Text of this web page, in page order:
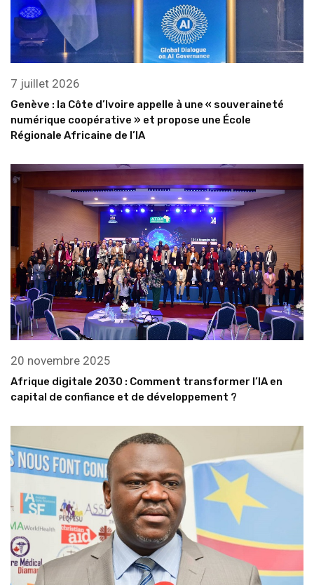
7 juillet 2026
Genève : la Côte d’Ivoire appelle à une « souveraineté
numérique coopérative » et propose une École
Régionale Africaine de l’IA
20 novembre 2025
Afrique digitale 2030 : Comment transformer l’IA en
capital de confiance et de développement ?